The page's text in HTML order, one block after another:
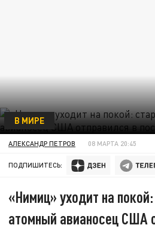
В МИРЕ
АЛЕКСАНДР ПЕТРОВ 08 МАРТА 20:45
ПОДПИШИТЕСЬ:
«Нимиц» уходит на
атомный авианосец США